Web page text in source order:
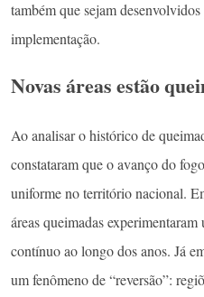
também que sejam
implementação.
Novas áreas estão
Ao analisar o histórico de
constataram que o avanço do
uniforme no território nacional.
áreas queimadas
contínuo ao longo dos anos. Já
um fenômeno de “reversão”: